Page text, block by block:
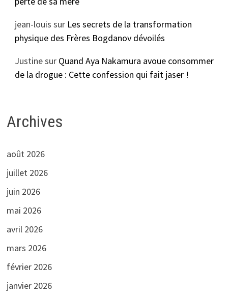
jean-louis sur Les secrets de la transformation
physique des Frères Bogdanov dévoilés
Justinesur Quand Aya Nakamura avoue consommer
de la drogue : Cette confession qui fait jaser !
Archives
août 2026
juillet 2026
juin 2026
mai 2026
avril 2026
mars 2026
février 2026
janvier 2026